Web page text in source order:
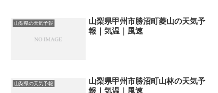
山梨県の天気予報
山梨県甲州市勝沼町菱山の天気予
報｜気温｜風速
山梨県の天気予報
山梨県甲州市勝沼町山林の天気予
報｜気温｜風速